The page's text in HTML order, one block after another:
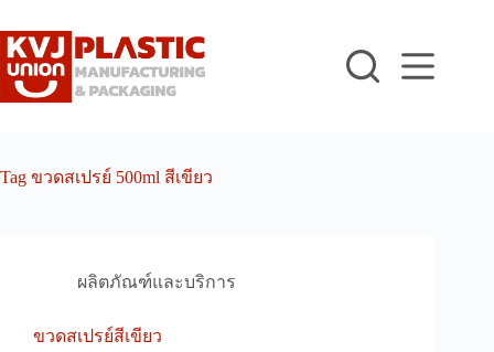
to
content
Tag ขวดสเปรย์ 500ml สีเขียว
ผลิตภัณฑ์และบริการ
ขวดสเปรย์สีเขียว